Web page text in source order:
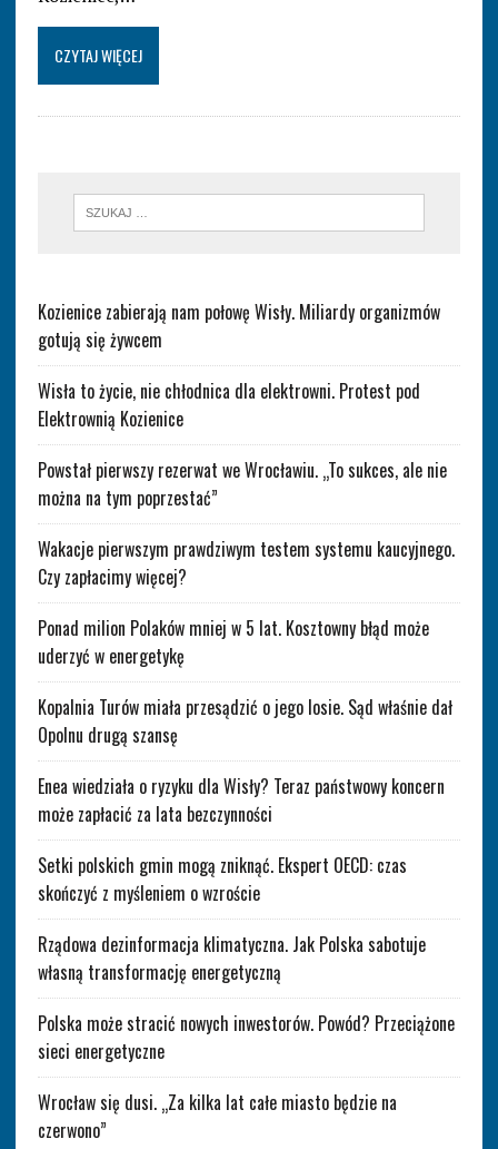
CZYTAJ WIĘCEJ
Kozienice zabierają nam połowę Wisły. Miliardy organizmów
gotują się żywcem
Wisła to życie, nie chłodnica dla elektrowni. Protest pod
Elektrownią Kozienice
Powstał pierwszy rezerwat we Wrocławiu. „To sukces, ale nie
można na tym poprzestać”
Wakacje pierwszym prawdziwym testem systemu kaucyjnego.
Czy zapłacimy więcej?
Ponad milion Polaków mniej w 5 lat. Kosztowny błąd może
uderzyć w energetykę
Kopalnia Turów miała przesądzić o jego losie. Sąd właśnie dał
Opolnu drugą szansę
Enea wiedziała o ryzyku dla Wisły? Teraz państwowy koncern
może zapłacić za lata bezczynności
Setki polskich gmin mogą zniknąć. Ekspert OECD: czas
skończyć z myśleniem o wzroście
Rządowa dezinformacja klimatyczna. Jak Polska sabotuje
własną transformację energetyczną
Polska może stracić nowych inwestorów. Powód? Przeciążone
sieci energetyczne
Wrocław się dusi. „Za kilka lat całe miasto będzie na
czerwono”